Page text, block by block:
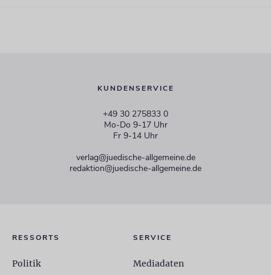
KUNDENSERVICE
+49 30 275833 0
Mo-Do 9-17 Uhr
Fr 9-14 Uhr
verlag@juedische-allgemeine.de
redaktion@juedische-allgemeine.de
RESSORTS
Politik
SERVICE
Mediadaten